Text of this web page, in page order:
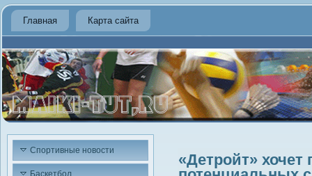
Главная Карта сайта
Спортивные новости
Баскетбол
«Детройт» хочет